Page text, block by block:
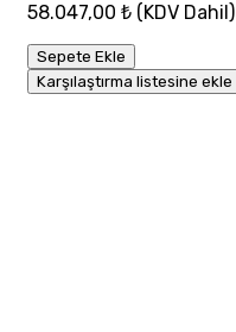
58.047,00 ₺ (KDV Dahil)
Sepete Ekle
Karşılaştırma listesine ekle